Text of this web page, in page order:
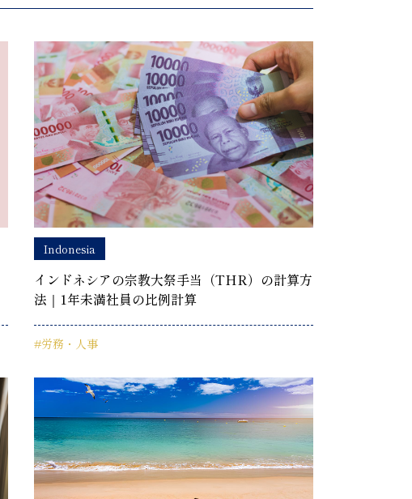
Indonesia
インドネシアの宗教大祭手当（THR）の計算方
法｜1年未満社員の比例計算
#労務・人事